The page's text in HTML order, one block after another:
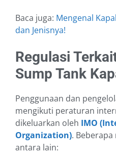
Baca juga: Mengenal
dan Jenisnya!
Regulasi
Sump Tank
Penggunaan dan
mengikuti peraturan
dikeluarkan oleh IMO
Organization).
antara lain: